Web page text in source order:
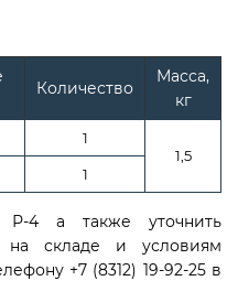
Количество
Масса,
кг
1
1,5
1
Р-4 а также уточнить
складе и условиям
+7 (8312) 19-92-25 в